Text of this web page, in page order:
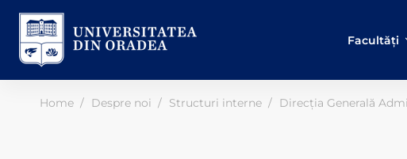
Facultăți
Home Despre noi Structuri interne Direcția Generală